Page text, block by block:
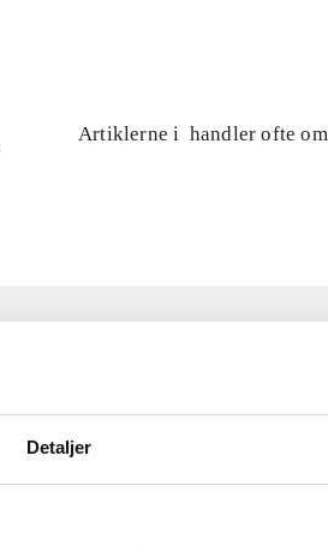
Detaljer
Artiklerne i handler ofte om